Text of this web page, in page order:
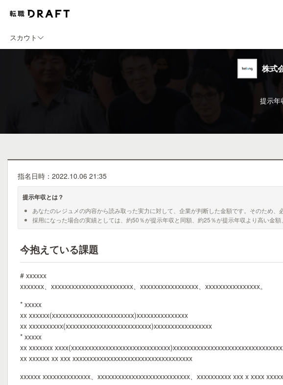
スカウト
株式
提示年
指名日時：2022.10.06 21:35
提示年収とは？
あなたのレジュメの内容から読み取った実力に対して、企業が判断した金額です。そのため
採用になった場合の実績としては、約50％が提示年収と同額、約25％が提示年収より高い金
今抱えている課題
# xxxxxx
xxxxxxx、xxxxxxxxxxxxxxxxxxxxxxxx、xxxxxxxxxxxxxxxxx、xxxxxxxxxxxxxxxx。
* xxxxx
xx xxxxxx(xxxxxxxxxxxxxxxxxxxxxxxx)xxxxxxxxxxxxxxx
xx xxxxxxxxxx(xxxxxxxxxxxxxxxxxxxxxxxxx)xxxxxxxxxxxxxxxxx
* xxxxx
xx xxxxxxx
xx xxxxxx xx xxx xxxxxxxxxxxxxxxxxxxxxxxxxxxxxxxxxxx
xxxxxx xxxxxxxxxxxxxx、xxxxxxxxxxxxxxxxxxxxxxxxxxx、xxxxxxxxxx xxx x xxxx